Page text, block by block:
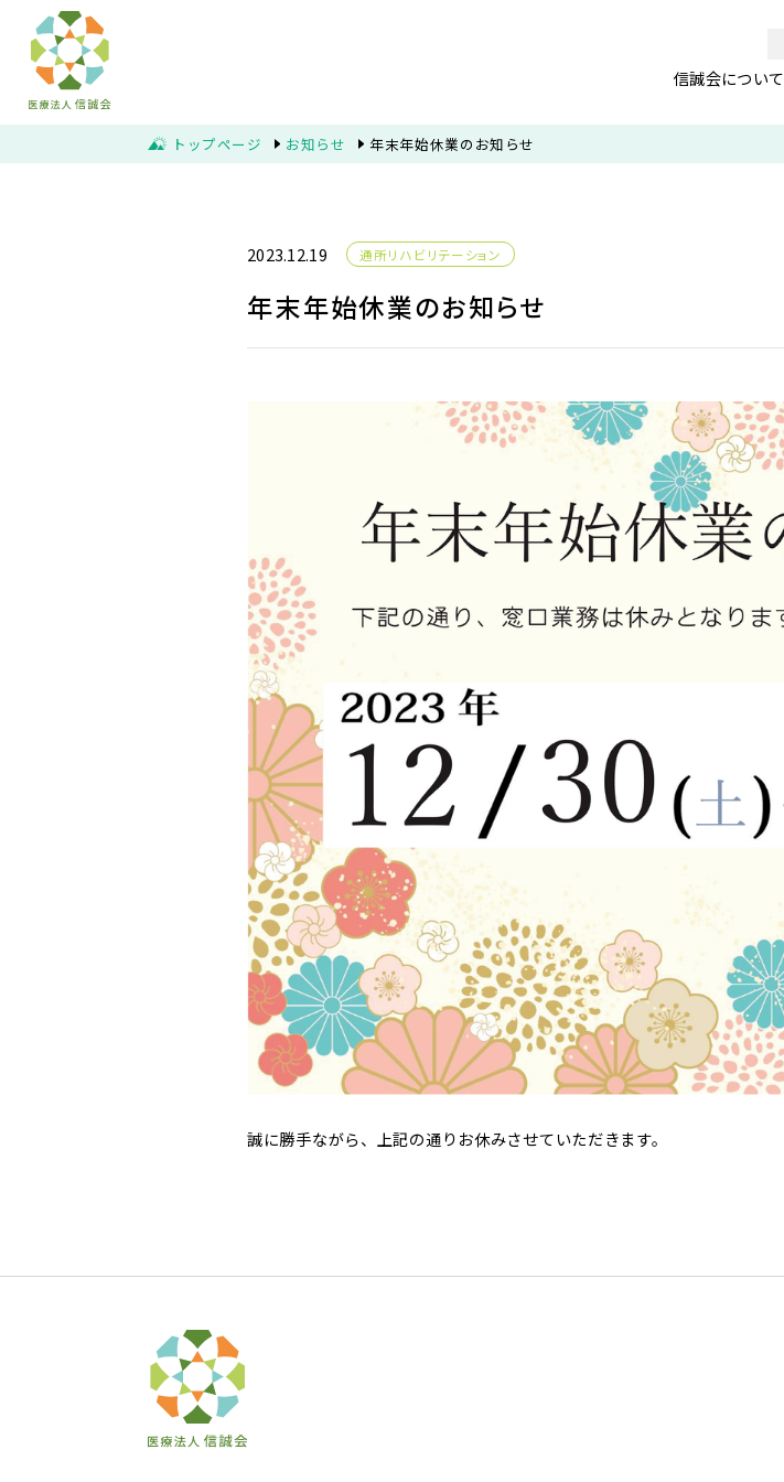
信誠会について
トップページ お知らせ 年末年始休業のお知らせ
2023.12.19 通所リハビリテーション
年末年始休業のお知らせ
誠に勝手ながら、上記の通りお休みさせていただきます。